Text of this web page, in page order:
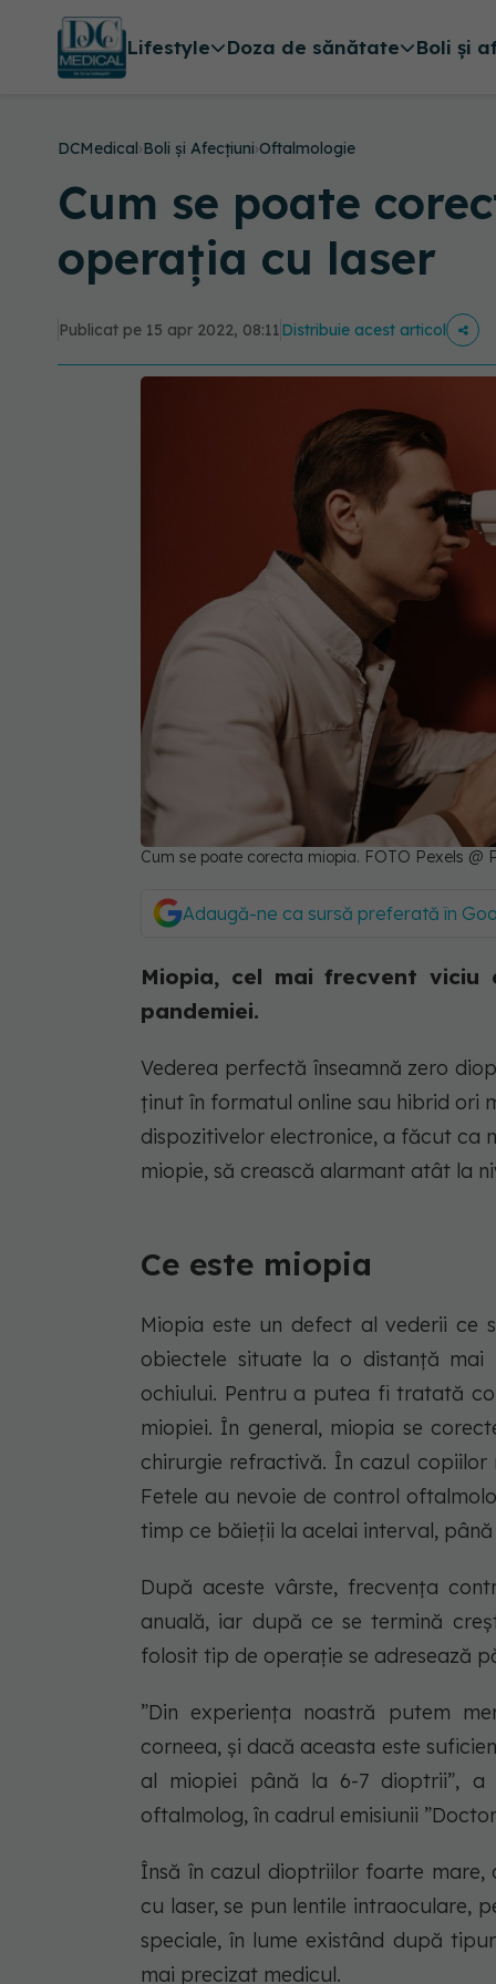
Lifestyle Doza de sănătate Boli și
DCMedical›Boli și Afecțiuni›Oftalmologie
Cum se poate
operația cu laser
Publicat pe 15 apr 2022, 08:11Distribuie acest articol
Cum se poate corecta miopia. FOTO Pexels @
Adaugă-ne ca sursă preferată în
Miopia, cel mai frecvent
pandemiei.
Vederea perfectă înseamnă zero
ținut în formatul online sau hibrid ori
dispozitivelor electronice, a făcut ca
miopie, să crească alarmant atât la
Ce este miopia
Miopia este un defect al vederii ce
obiectele situate la o distanță
ochiului. Pentru a putea fi tratată
miopiei. În general, miopia se
chirurgie refractivă. În cazul
Fetele au nevoie de control
timp ce băieții la acelai interval, până
După aceste vârste, frecvența
anuală, iar după ce se termină
folosit tip de operație se adresează
”Din experiența noastră putem
corneea, și dacă aceasta este
al miopiei până la 6-7 dioptrii”, a
oftalmolog, în cadrul emisiunii ”Doctor
Însă în cazul dioptriilor foarte mare,
cu laser, se pun lentile intraoculare,
speciale, în lume existând după
mai precizat medicul.